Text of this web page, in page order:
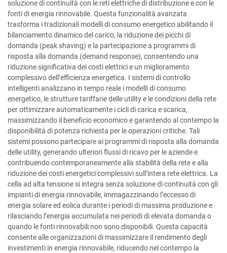
soluzione di continuità con le reti elettriche di distribuzione e con le
fonti di energia rinnovabile. Questa funzionalità avanzata
trasforma i tradizionali modelli di consumo energetico abilitando il
bilanciamento dinamico del carico, la riduzione dei picchi di
domanda (peak shaving) e la partecipazione a programmi di
risposta alla domanda (demand response), consentendo una
riduzione significativa dei costi elettrici e un miglioramento
complessivo dell’efficienza energetica. I sistemi di controllo
intelligenti analizzano in tempo reale i modelli di consumo
energetico, le strutture tariffarie delle utility e le condizioni della rete
per ottimizzare automaticamente i cicli di carica e scarica,
massimizzando il beneficio economico e garantendo al contempo la
disponibilità di potenza richiesta per le operazioni critiche. Tali
sistemi possono partecipare ai programmi di risposta alla domanda
delle utility, generando ulteriori flussi di ricavo per le aziende e
contribuendo contemporaneamente alla stabilità della rete e alla
riduzione dei costi energetici complessivi sull’intera rete elettrica. La
cella ad alta tensione si integra senza soluzione di continuità con gli
impianti di energia rinnovabile, immagazzinando l’eccesso di
energia solare ed eolica durante i periodi di massima produzione e
rilasciando l’energia accumulata nei periodi di elevata domanda o
quando le fonti rinnovabili non sono disponibili. Questa capacità
consente alle organizzazioni di massimizzare il rendimento degli
investimenti in energia rinnovabile, riducendo nel contempo la